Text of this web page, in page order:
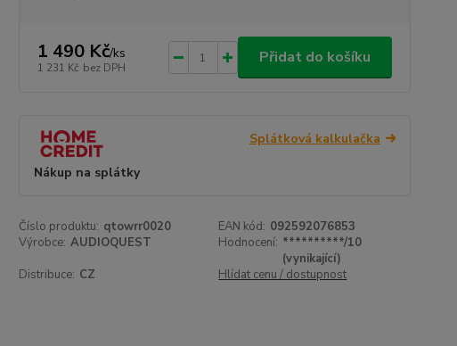
1 490 Kč/ks
1 231 Kč bez DPH
Přidat do košíku
Splátková kalkulačka
Nákup na splátky
Číslo produktu: qtowrr0020 EAN kód: 092592076853
Výrobce: AUDIOQUEST Hodnocení: **********/10
(vynikající)
Distribuce: CZ Hlídat cenu / dostupnost